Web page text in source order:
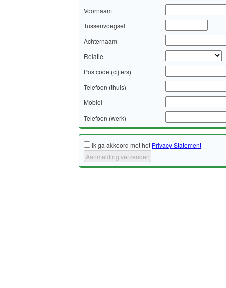
Voornaam
Tussenvoegsel
Achternaam
Relatie
Postcode (cijfers)
Telefoon (thuis)
Mobiel
Telefoon (werk)
Ik ga akkoord met het Privacy Statement